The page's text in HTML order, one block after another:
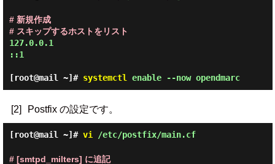
# 新規作成
# スキップするホストをリスト
127.0.0.1
::1
[root@mail ~]# systemctl enable --now opendmarc
[2] Postfix の設定です。
[root@mail ~]# vi /etc/postfix/main.cf
# [smtpd_milters] に追記